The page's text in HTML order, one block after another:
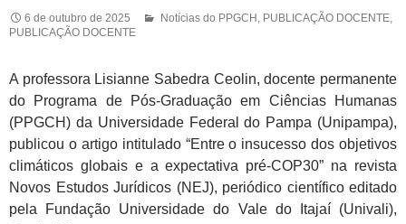
6 de outubro de 2025 Notícias do PPGCH PUBLICAÇÃO DOCENTE
PUBLICAÇÃO DOCENTE
A professora Lisianne Sabedra Ceolin, docente permanente
do Programa de Pós-Graduação em Ciências Humanas
(PPGCH) da Universidade Federal do Pampa (Unipampa),
publicou o artigo intitulado “Entre o insucesso dos objetivos
climáticos globais e a expectativa pré-COP30” na revista
Novos Estudos Jurídicos (NEJ), periódico científico editado
pela Fundação Universidade do Vale do Itajaí (Univali),